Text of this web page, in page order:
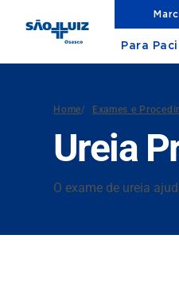
Para
Home/ Exames e
Ureia
O exame de ureia